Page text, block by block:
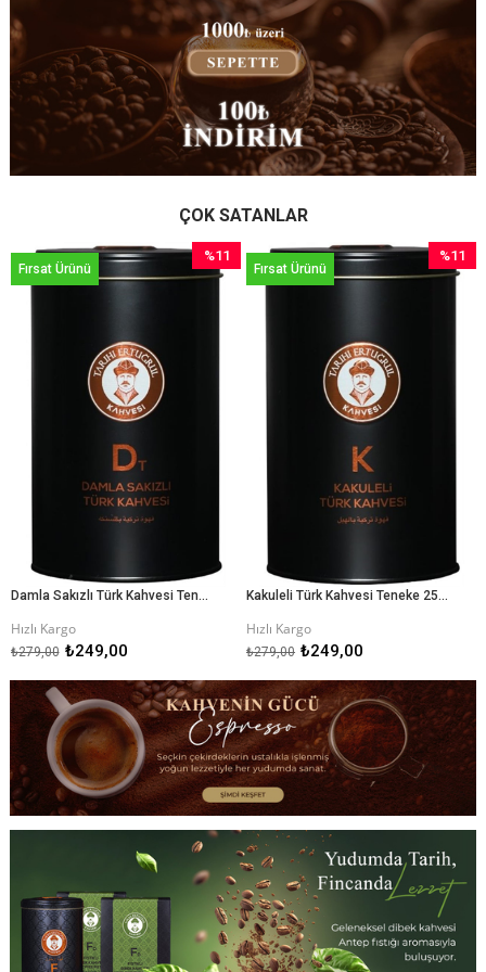
ÇOK SATANLAR
Damla Sakızlı Türk Kahvesi Teneke 250gr
Hızlı Kargo
₺249,00
₺279,00
%11
İndirim
Fırsat Ürünü
Kakuleli Türk Kahvesi Teneke 250gr
Hızlı Kargo
₺249,00
₺279,00
%11
İndirim
Fırsat Ürünü